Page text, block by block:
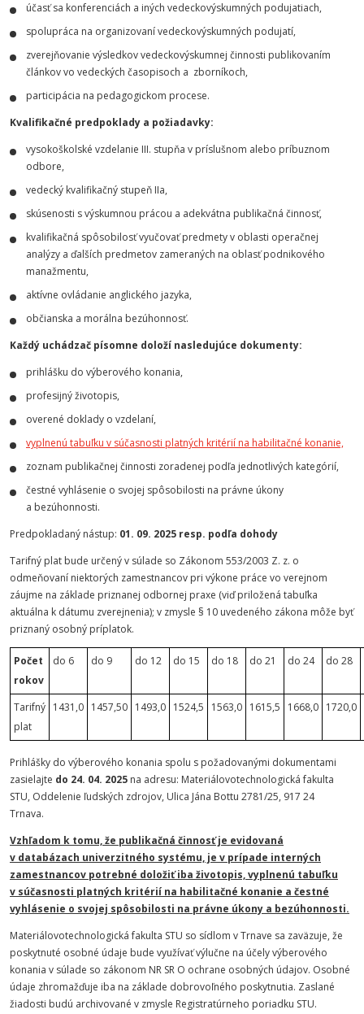
účasť sa konferenciách a iných vedeckovýskumných podujatiach,
spolupráca na organizovaní vedeckovýskumných podujatí,
zverejňovanie výsledkov vedeckovýskumnej činnosti publikovaním
článkov vo vedeckých časopisoch a zborníkoch,
participácia na pedagogickom procese.
Kvalifikačné predpoklady a požiadavky:
vysokoškolské vzdelanie III. stupňa v príslušnom alebo príbuznom
odbore,
vedecký kvalifikačný stupeň IIa,
skúsenosti s výskumnou prácou a adekvátna publikačná činnosť,
kvalifikačná spôsobilosť vyučovať predmety v oblasti operačnej
analýzy a ďalších predmetov zameraných na oblasť podnikového
manažmentu,
aktívne ovládanie anglického jazyka,
občianska a morálna bezúhonnosť.
Každý uchádzač písomne doloží nasledujúce dokumenty:
prihlášku do výberového konania,
profesijný životopis,
overené doklady o vzdelaní,
vyplnenú tabuľku v súčasnosti platných kritérií na habilitačné konanie,
zoznam publikačnej činnosti zoradenej podľa jednotlivých kategórií,
čestné vyhlásenie o svojej spôsobilosti na právne úkony
a bezúhonnosti.
Predpokladaný nástup: 01. 09. 2025 resp. podľa dohody
Tarifný plat bude určený v súlade so Zákonom 553/2003 Z. z. o
odmeňovaní niektorých zamestnancov pri výkone práce vo verejnom
záujme na základe priznanej odbornej praxe (viď priložená tabuľka
aktuálna k dátumu zverejnenia); v zmysle § 10 uvedeného zákona môže byť
priznaný osobný príplatok.
Počet
rokov
do 6 do 9 do 12 do 15 do 18 do 21 do 24 do 28
Tarifný
plat
1431,0 1457,50 1493,0 1524,5 1563,0 1615,5 1668,0 1720,0
Prihlášky do výberového konania spolu s požadovanými dokumentami
zasielajte do 24. 04. 2025 na adresu: Materiálovotechnologická fakulta
STU, Oddelenie ľudských zdrojov, Ulica Jána Bottu 2781/25, 917 24
Trnava.
Vzhľadom k tomu, že publikačná činnosť je evidovaná
v databázach univerzitného systému, je v prípade interných
zamestnancov potrebné doložiť iba životopis, vyplnenú tabuľku
v súčasnosti platných kritérií na habilitačné konanie a čestné
vyhlásenie o svojej spôsobilosti na právne úkony a bezúhonnosti.
Materiálovotechnologická fakulta STU so sídlom v Trnave sa zaväzuje, že
poskytnuté osobné údaje bude využívať výlučne na účely výberového
konania v súlade so zákonom NR SR O ochrane osobných údajov. Osobné
údaje zhromažďuje iba na základe dobrovoľného poskytnutia. Zaslané
žiadosti budú archivované v zmysle Registratúrneho poriadku STU.